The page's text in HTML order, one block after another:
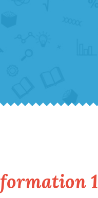
formation 1